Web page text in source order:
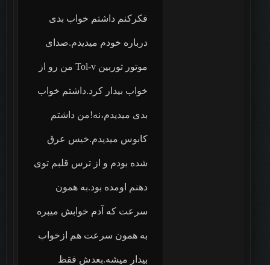
فکرکنم داشتم خواب بدی
درباره خودم میدیدم.صدای
موتور توربین Tol-v من رو از
خواب بیدار کرد.داشتم خواب
بدی میدیدم،نه!من داشتم
کابوس میدیدم.خیس عرق
شده بودم و از ترس قلبم توی
دهنم اومده بود.به همون
سرعت که آدم خوابش میبره
به همون سرعت هم ازخواب
بیدار میشه.بعدش فقظ